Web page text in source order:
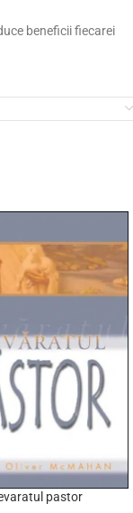
beneficii fiecarei
pastor